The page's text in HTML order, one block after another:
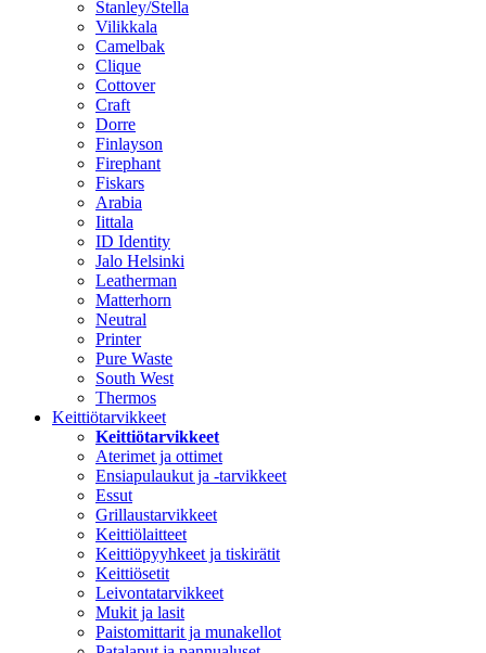
Stanley/Stella
Vilikkala
Camelbak
Clique
Cottover
Craft
Dorre
Finlayson
Firephant
Fiskars
Arabia
Iittala
ID Identity
Jalo Helsinki
Leatherman
Matterhorn
Neutral
Printer
Pure Waste
South West
Thermos
Keittiötarvikkeet
Keittiötarvikkeet
Aterimet ja ottimet
Ensiapulaukut ja -tarvikkeet
Essut
Grillaustarvikkeet
Keittiölaitteet
Keittiöpyyhkeet ja tiskirätit
Keittiösetit
Leivontatarvikkeet
Mukit ja lasit
Paistomittarit ja munakellot